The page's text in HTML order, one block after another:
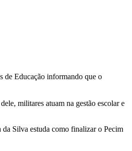
de Educação informando que o
militares atuam na gestão escolar e
Silva estuda como finalizar o Pecim